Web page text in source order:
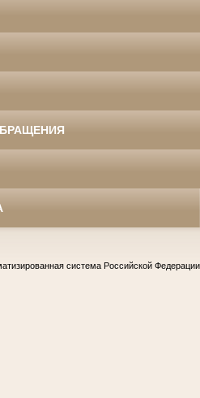
система Российской